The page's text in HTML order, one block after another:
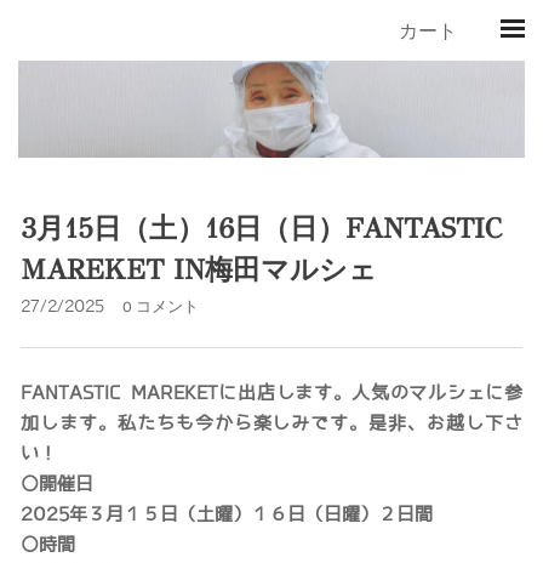
カート
3月15日（土）16日（日）FANTASTIC
MAREKET IN梅田マルシェ
27/2/2025 0 コメント
FANTASTIC MAREKETに出店します。人気のマルシェに参
加します。私たちも今から楽しみです。是非、お越し下さ
い！
○開催日
2025年３月１５日（土曜）１６日（日曜）２日間
○時間